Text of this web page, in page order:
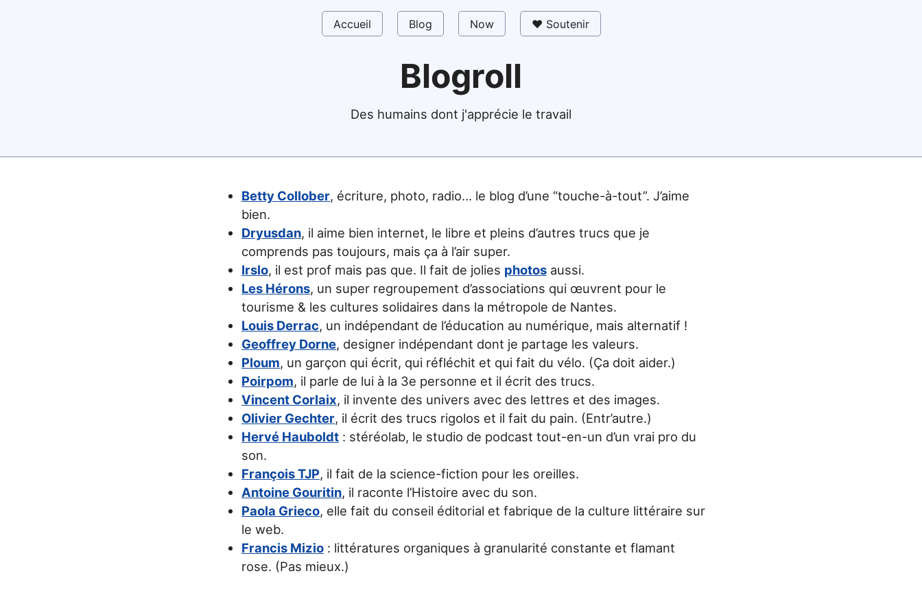
Accueil Blog Now ❤️ Soutenir
Blogroll
Des humains dont j'apprécie le travail
Betty Collober, écriture, photo, radio… le blog d’une “touche-à-tout”. J’aime
bien.
Dryusdan, il aime bien internet, le libre et pleins d’autres trucs que je
comprends pas toujours, mais ça à l’air super.
Irslo, il est prof mais pas que. Il fait de jolies photos aussi.
Les Hérons, un super regroupement d’associations qui œuvrent pour le
tourisme & les cultures solidaires dans la métropole de Nantes.
Louis Derrac, un indépendant de l’éducation au numérique, mais alternatif !
Geoffrey Dorne, designer indépendant dont je partage les valeurs.
Ploum, un garçon qui écrit, qui réfléchit et qui fait du vélo. (Ça doit aider.)
Poirpom, il parle de lui à la 3e personne et il écrit des trucs.
Vincent Corlaix, il invente des univers avec des lettres et des images.
Olivier Gechter, il écrit des trucs rigolos et il fait du pain. (Entr’autre.)
Hervé Hauboldt : stéréolab, le studio de podcast tout-en-un d’un vrai pro du
son.
François TJP, il fait de la science-fiction pour les oreilles.
Antoine Gouritin, il raconte l’Histoire avec du son.
Paola Grieco, elle fait du conseil éditorial et fabrique de la culture littéraire sur
le web.
Francis Mizio : littératures organiques à granularité constante et flamant
rose. (Pas mieux.)